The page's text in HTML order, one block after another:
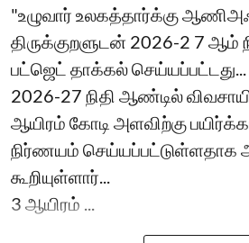
"உழுவார் உலகத்தார்க்கு
திருக்குறளுடன் 2026-2 7 ஆம்
பட்ஜெட் தாக்கல் செய்யப்பட்டது...
2026-27 நிதி ஆண்டில்
ஆயிரம் கோடி அளவிற்கு
நிர்ணயம்
கூறியுள்ளார்...
3 ஆயிரம் ...